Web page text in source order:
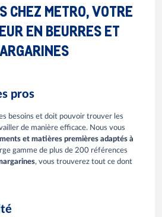
CHEZ METRO, VOTRE
EN BEURRES ET
pros
besoins et doit pouvoir trouver les
de manière efficace. Nous vous
et matières premières adaptés à
gamme de plus de 200 références
, vous trouverez tout ce dont